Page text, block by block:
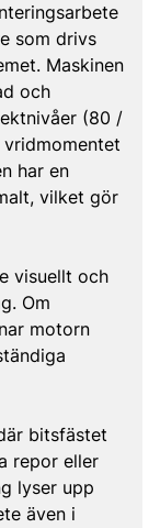
som drivs
Maskinen
och
(80 /
har en
vilket gör
visuellt och
Om
motorn
bitsfästet
repor eller
lyser upp
även i